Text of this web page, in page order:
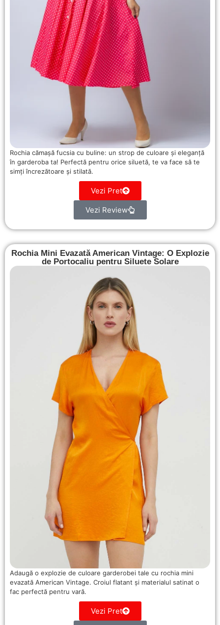
Rochia cămașă fucsia cu buline: un strop de culoare și eleganță
în garderoba ta! Perfectă pentru orice siluetă, te va face să te
simți încrezătoare și stilată.
Vezi Pret
Vezi Review
Rochia Mini Evazată American Vintage: O Explozie
de Portocaliu pentru Siluete Solare
Adaugă o explozie de culoare garderobei tale cu rochia mini
evazată American Vintage. Croiul flatant și materialul satinat o
fac perfectă pentru vară.
Vezi Pret